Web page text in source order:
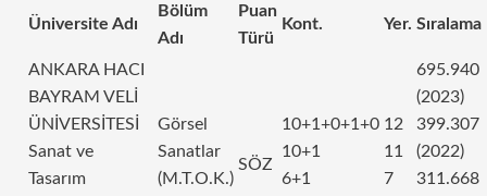
Üniversite Adı
Bölüm
Adı
Puan
Türü
Kont. Yer. Sıralama
ANKARA HACI
BAYRAM VELİ
ÜNİVERSİTESİ
Sanat ve
Tasarım
Görsel
Sanatlar
(M.T.O.K.)
SÖZ
10+1+0+1+0
10+1
6+1
12
11
7
695.940
(2023)
399.307
(2022)
311.668